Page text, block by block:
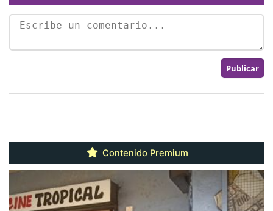
Contenido Premium